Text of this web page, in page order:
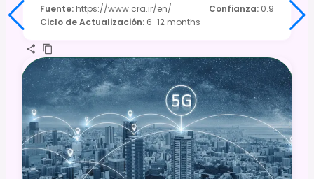
Fuente: https://www.cra.ir/en/ Confianza: 0.9
Ciclo de Actualización: 6-12 months